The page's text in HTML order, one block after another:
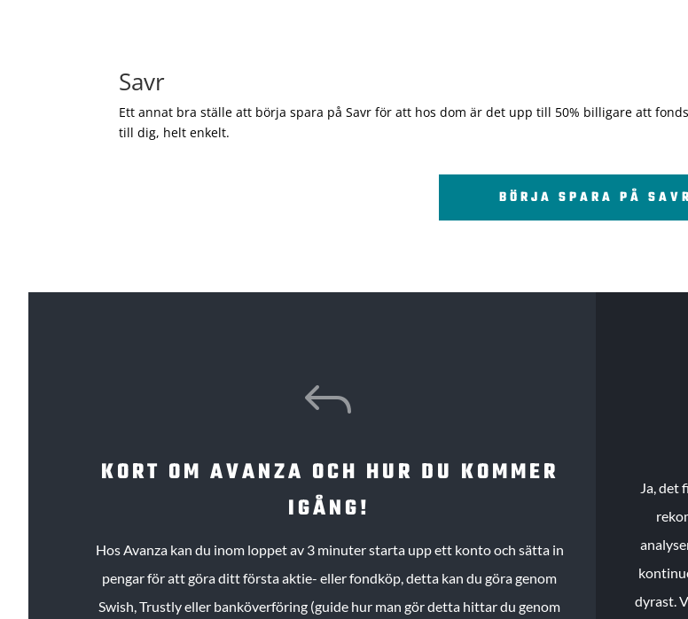
Savr
Ett annat bra ställe att börja spara på Savr för att hos dom är det upp till 50% billigare att
till dig, helt enkelt.
BÖRJA SPARA PÅ SAVR
J
KORT OM AVANZA OCH HUR DU KOMMER
IGÅNG!
Hos Avanza kan du inom loppet av 3 minuter starta upp ett konto och sätta in
pengar för att göra ditt första aktie- eller fondköp, detta kan du göra genom
Swish, Trustly eller banköverföring (guide hur man gör detta hittar du genom
Ja, det
dyrast.